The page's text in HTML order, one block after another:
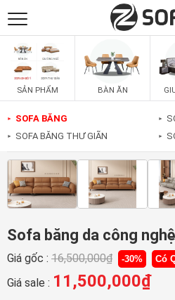
SẢN PHẨM
SOFAS
PHÒNG ĂN
PHÒNG NGỦ
PHÒNG KHÁCH
SẢN PHẨM BÀN ĂN
► SOFA BĂNG
► SOFA BĂNG THƯ GIÃN
►
►
Sofa băng da công
Giá gốc : 16,500,000₫ -30% Có
Giá sale : 11,500,000₫